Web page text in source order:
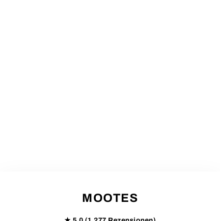
MOOTES